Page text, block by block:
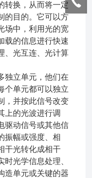
换，从而将一定
的目的。它可以方
场中，利用光的宽
载的信息进行快速
、光互连、光计算
独立单元，他们在
个单元都可以独立
，并按此信号改变
上的光波进行调
驱动信号或其他信
振幅或强度、相
干光转化成相干
光学信息处理、
造单元或关键的器